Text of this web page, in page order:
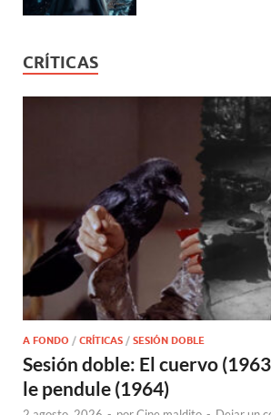
CRÍTICAS
A FONDO / CRÍTICAS / SESIÓN DOBLE
Sesión doble: El cuervo
le pendule (1964)